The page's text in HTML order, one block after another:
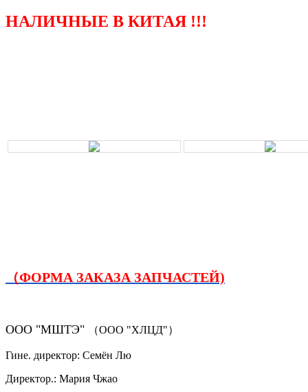
НАЛИЧНЫЕ В КИТАЯ !!!
（ФОРМА ЗАКАЗА ЗАПЧАСТЕЙ)
ООО "МШТЭ" （ООО "ХЛЦД"）
Гине. директор: Семён Лю
Директор.: Мария Чжао